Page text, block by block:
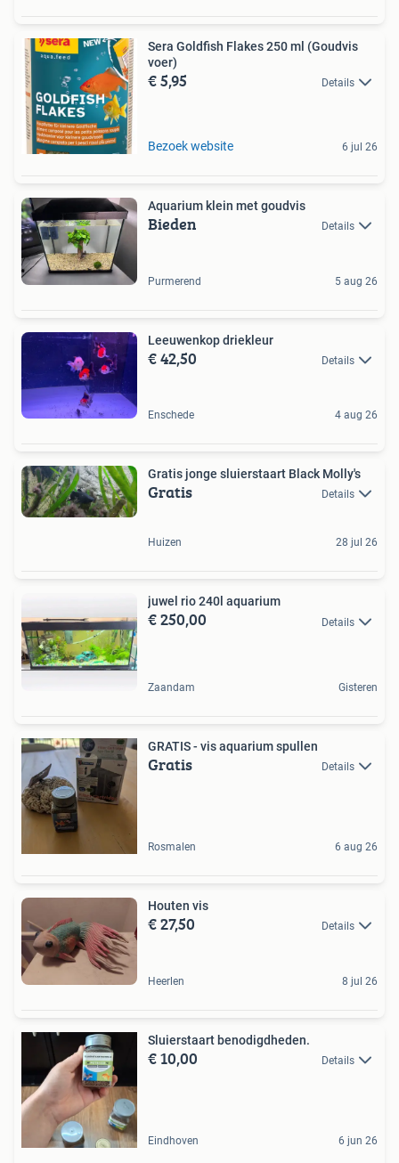
Sera Goldfish Flakes 250 ml (Goudvis
voer)
€ 5,95 Details
Bezoek website 6 jul 26
Aquarium klein met goudvis
Bieden Details
Purmerend 5 aug 26
Leeuwenkop driekleur
€ 42,50 Details
Enschede 4 aug 26
Gratis jonge sluierstaart Black Molly's
Gratis Details
Huizen 28 jul 26
juwel rio 240l aquarium
€ 250,00 Details
Zaandam Gisteren
GRATIS - vis aquarium spullen
Gratis Details
Rosmalen 6 aug 26
Houten vis
€ 27,50 Details
Heerlen 8 jul 26
Sluierstaart benodigdheden.
€ 10,00 Details
Eindhoven 6 jun 26